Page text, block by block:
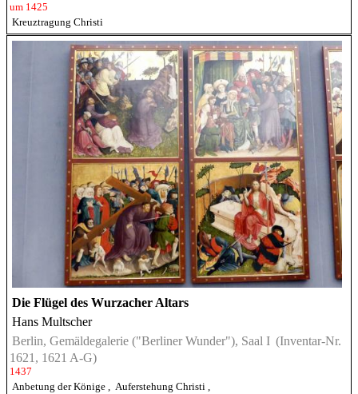
um 1425
Kreuztragung Christi
Die Flügel des Wurzacher Altars
Hans Multscher
Berlin, Gemäldegalerie ("Berliner Wunder"), Saal I (Inventar-Nr.
1621, 1621 A-G)
1437
Anbetung der Könige , Auferstehung Christi ,